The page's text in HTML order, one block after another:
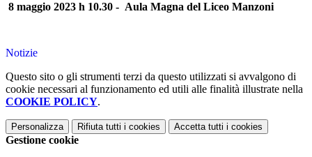
8 maggio 2023 h 10.30 - Aula Magna del Liceo Manzoni
Notizie
Questo sito o gli strumenti terzi da questo utilizzati si avvalgono di
cookie necessari al funzionamento ed utili alle finalità illustrate nella
COOKIE POLICY.
Personalizza Rifiuta tutti i cookies Accetta tutti i cookies
Gestione cookie